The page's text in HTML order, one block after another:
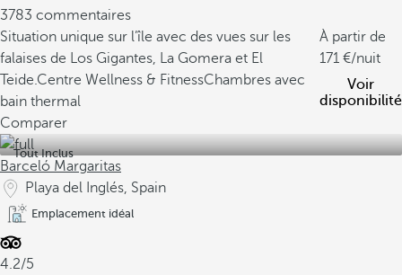
3783 commentaires
Situation unique sur l’île avec des vues sur les
falaises de Los Gigantes, La Gomera et El
Teide.Centre Wellness & FitnessChambres avec
bain thermal
À partir de
171
/nuit
Voir
disponibilité
Comparer
Tout Inclus
Barceló Margaritas
Playa del Inglés, Spain
Emplacement idéal
4.2/5